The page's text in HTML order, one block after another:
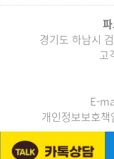
경기도 하남시
고
E-
개인정보보호